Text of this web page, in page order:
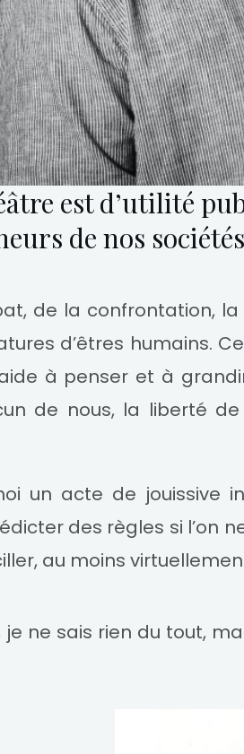
est d’utilité
de nos
de la confrontation,
d’êtres humains.
à penser et à
de nous, la liberté
un acte de jouissive
des règles si l’on
au moins
je ne sais rien du tout,